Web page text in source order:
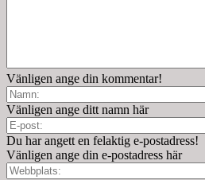
Vänligen ange din kommentar!
Vänligen ange ditt namn här
Du har angett en felaktig e-postadress!
Vänligen ange din e-postadress här